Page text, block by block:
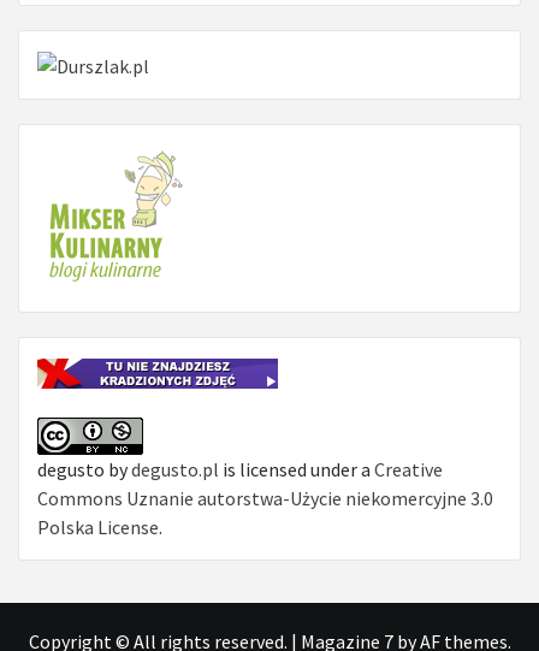
degusto bydegusto.pl is licensed under a Creative
Commons Uznanie autorstwa-Użycie niekomercyjne 3.0
Polska License.
Copyright © All rights reserved. | Magazine 7by AF themes.